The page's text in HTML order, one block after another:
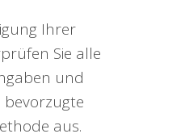
Ihrer
Sie alle
und
aus.